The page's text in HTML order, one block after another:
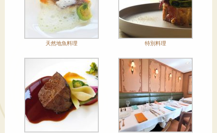
天然地魚料理 特別料理